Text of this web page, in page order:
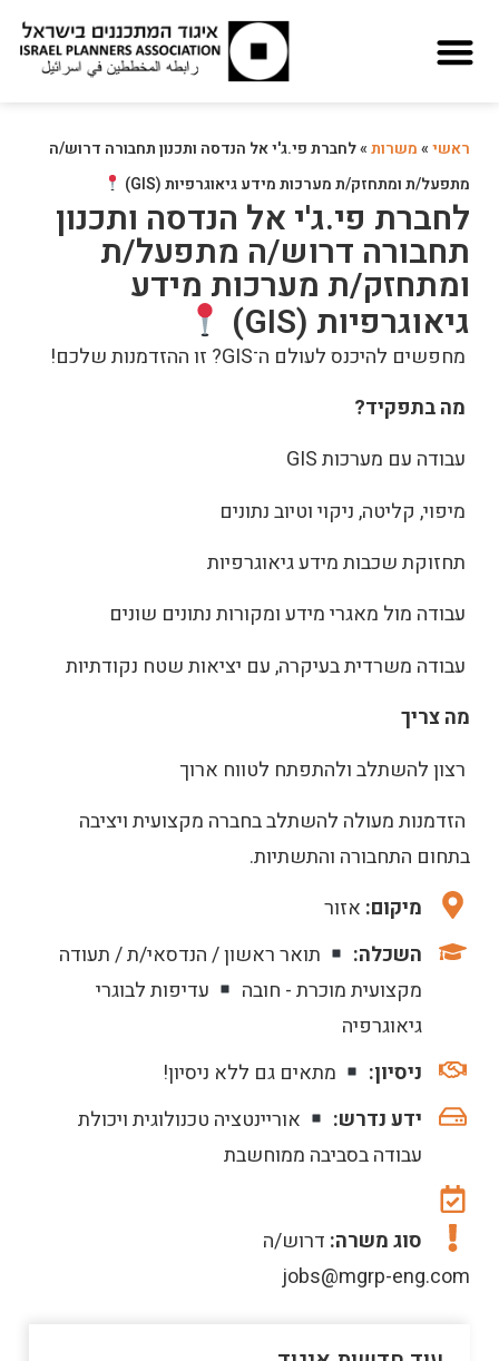
ראשי»משרות»לחברת פי.ג'י אל הנדסה ותכנון תחבורה דרוש/ה
מתפעל/ת ומתחזק/ת מערכות מידע גיאוגרפיות (GIS)
לחברת פי.ג'י אל הנדסה ותכנון
תחבורה דרוש/ה מתפעל/ת
ומתחזק/ת מערכות מידע
גיאוגרפיות (GIS)
מחפשים להיכנס לעולם ה־GIS? זו ההזדמנות שלכם!
מה בתפקיד?
עבודה עם מערכות GIS
מיפוי, קליטה, ניקוי וטיוב נתונים
תחזוקת שכבות מידע גיאוגרפיות
עבודה מול מאגרי מידע ומקורות נתונים שונים
עבודה משרדית בעיקרה, עם יציאות שטח נקודתיות
מה צריך
רצון להשתלב ולהתפתח לטווח ארוך
הזדמנות מעולה להשתלב בחברה מקצועית ויציבה
בתחום התחבורה והתשתיות.
מיקום: אזור
השכלה:
תואר ראשון / הנדסאי/ת / תעודה
מקצועית מוכרת - חובה
עדיפות לבוגרי
גיאוגרפיה
ניסיון:
מתאים גם ללא ניסיון!
ידע נדרש:
אוריינטציה טכנולוגית ויכולת
עבודה בסביבה ממוחשבת
סוג משרה: דרוש/ה
jobs@mgrp-eng.com